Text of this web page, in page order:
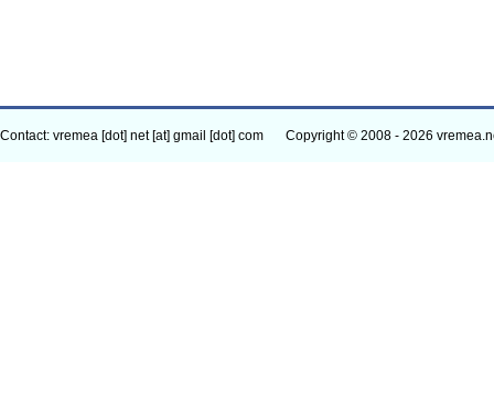
Contact: vremea [dot] net [at] gmail [dot] com Copyright © 2008 - 2026